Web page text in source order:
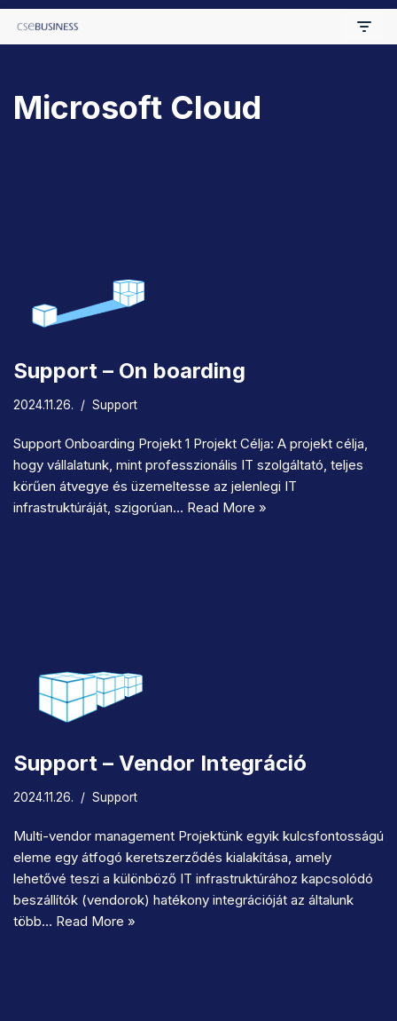
content
Microsoft Cloud
Support – On boarding
2024.11.26. Support
Support Onboarding Projekt 1 Projekt Célja: A projekt célja,
hogy vállalatunk, mint professzionális IT szolgáltató, teljes
körűen átvegye és üzemeltesse az jelenlegi IT
infrastruktúráját, szigorúan… Read More »
Support – Vendor Integráció
2024.11.26. Support
Multi-vendor management Projektünk egyik kulcsfontosságú
eleme egy átfogó keretszerződés kialakítása, amely
lehetővé teszi a különböző IT infrastruktúrához kapcsolódó
beszállítók (vendorok) hatékony integrációját az általunk
több… Read More »